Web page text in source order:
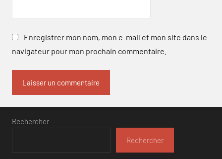
Enregistrer mon nom, mon e-mail et mon site dans le
navigateur pour mon prochain commentaire.
Rechercher
Rechercher